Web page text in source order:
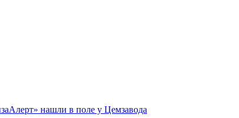
нашли в поле у Цемзавода